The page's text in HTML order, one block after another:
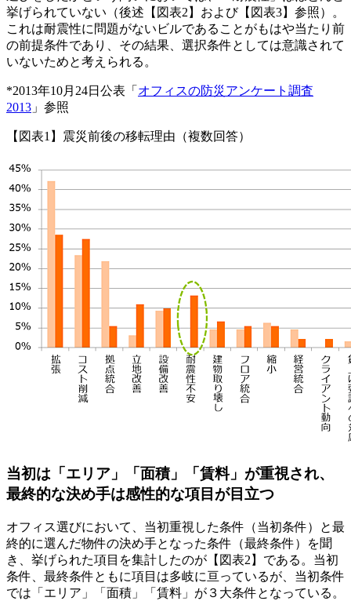
挙げられていない（後述【図表2】および【図表3】参照）。
これは耐震性に問題がないビルであることがもはや当たり前
の前提条件であり、その結果、選択条件としては意識されて
いないためと考えられる。
*2013年10月24日公表「 オフィスの防災アンケート調査
2013 」参照
【図表1】震災前後の移転理由（複数回答）
当初は「エリア」「面積」「賃料」が重視され、
最終的な決め手は感性的な項目が目立つ
オフィス選びにおいて、当初重視した条件（当初条件）と最
終的に選んだ物件の決め手となった条件（最終条件）を聞
き、挙げられた項目を集計したのが【図表2】である。当初
条件、最終条件ともに項目は多岐に亘っているが、当初条件
では「エリア」「面積」「賃料」が３大条件となっている。